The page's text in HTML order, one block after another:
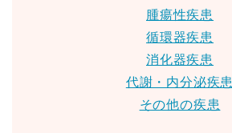
腫瘍性疾患
循環器疾患
消化器疾患
代謝・内分泌疾患
その他の疾患